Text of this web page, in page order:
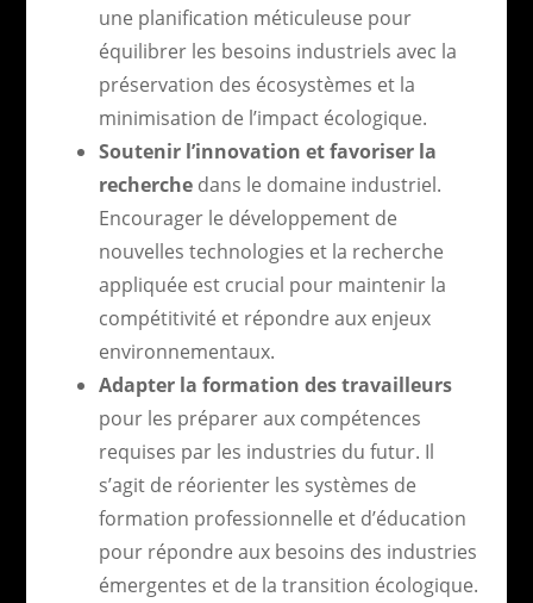
une planification méticuleuse pour
équilibrer les besoins industriels avec la
préservation des écosystèmes et la
minimisation de l’impact écologique.
Soutenir l’innovation et favoriser la
recherchedans le domaine industriel.
Encourager le développement de
nouvelles technologies et la recherche
appliquée est crucial pour maintenir la
compétitivité et répondre aux enjeux
environnementaux.
Adapter la formation des travailleurs
pour les préparer aux compétences
requises par les industries du futur. Il
s’agit de réorienter les systèmes de
formation professionnelle et d’éducation
pour répondre aux besoins des industries
émergentes et de la transition écologique.